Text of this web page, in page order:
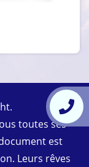
toutes ses
est
Leurs rêves